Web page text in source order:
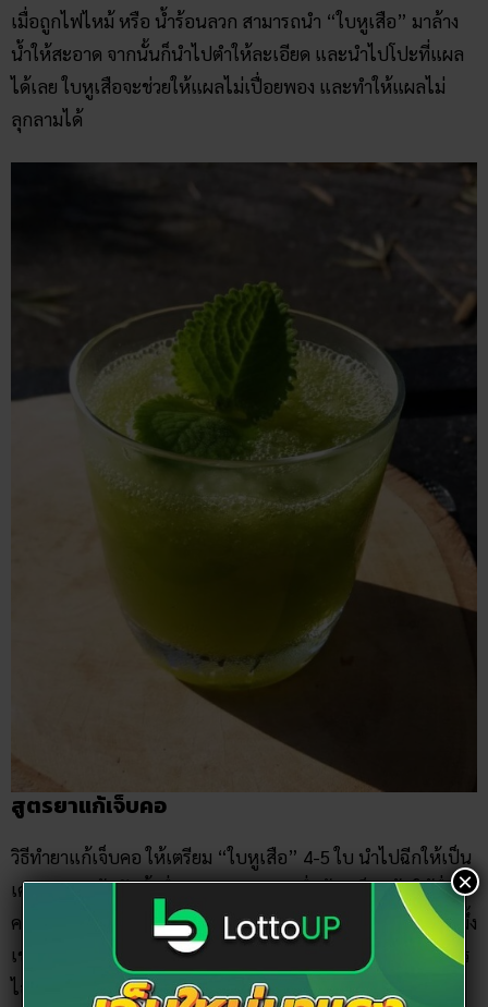
เมื่อถูกไฟไหม้ หรือ น้ำร้อนลวก สามารถนำ “ใบหูเสือ” มาล้าง
น้ำให้สะอาด จากนั้นก็นำไปตำให้ละเอียด และนำไปโปะที่แผล
ได้เลย ใบหูเสือจะช่วยให้แผลไม่เปื่อยพอง และทำให้แผลไม่
ลุกลามได้
สูตรยาแก้เจ็บคอ
วิธีทำยาแก้เจ็บคอ ให้เตรียม “ใบหูเสือ” 4-5 ใบ นำไปฉีกให้เป็น
เศษ ๆ และต้มกับน้ำดื่มปริมาณ 1 ลิตร เมื่อต้มเสร็จแล้ว ให้ดื่ม
ครั้งละครึ่งแก้ว โดยดื่มวันละ 3 เวลา สามารถใส่เกลือหรือใส่น้ำผึ้ง
เข้าไปด้วยเพื่อให้ดื่มง่ายขึ้น ควรต้มดื่มทุกวัน จะช่วยรักษาอาการ
ไอ และเจ็บคอให้หายได้
×